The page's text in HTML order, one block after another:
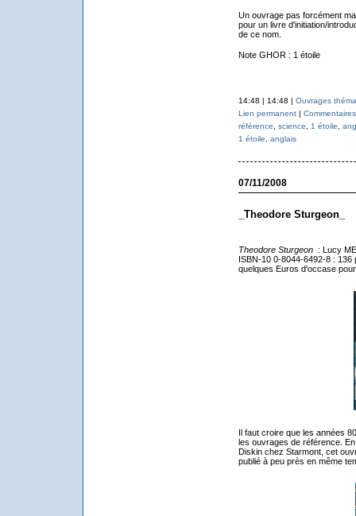
Un ouvrage pas forcément
pour un livre d'initiation/
de ce nom.
Note GHOR : 1 étoile
14:48 | 14:48 | Ouvrages
Lien permanent|
référence
science 1 étoile
1 étoile
anglais
07/11/2008
_Theodore Sturgeon_
Theodore Sturgeon: Lucy
ISBN-10 0-8044-6492-8 :
quelques Euros d'occase
Il faut croire que les années
les ouvrages de référence.
Diskin chez Starmont, cet
publié à peu près en même